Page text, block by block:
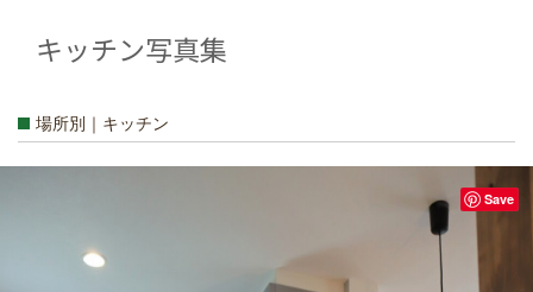
キッチン写真集
場所別｜キッチン
Save